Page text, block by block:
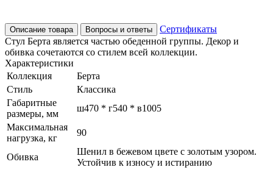
Описание товара Вопросы и ответы
Сертификаты
Стул Берта является частью обеденной группы. Декор и
обивка сочетаются со стилем всей коллекции.
Характеристики
Коллекция
Берта
Стиль
Классика
Габаритные
размеры, мм
ш470 * г540 * в1005
Максимальная
нагрузка, кг
90
Обивка
Шенил в бежевом цвете с золотым узором.
Устойчив к износу и истиранию